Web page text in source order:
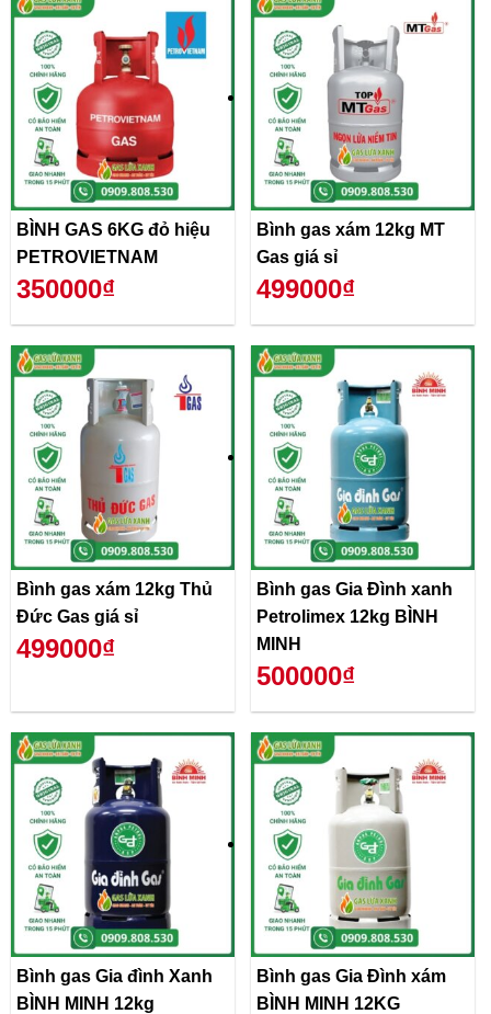
BÌNH GAS 6KG đỏ hiệu
PETROVIETNAM
350000₫
Bình gas xám 12kg MT
Gas giá sỉ
499000₫
Bình gas xám 12kg Thủ
Đức Gas giá sỉ
499000₫
Bình gas Gia Đình xanh
Petrolimex 12kg BÌNH
MINH
500000₫
Bình gas Gia đình Xanh
BÌNH MINH 12kg
Bình gas Gia Đình xám
BÌNH MINH 12KG